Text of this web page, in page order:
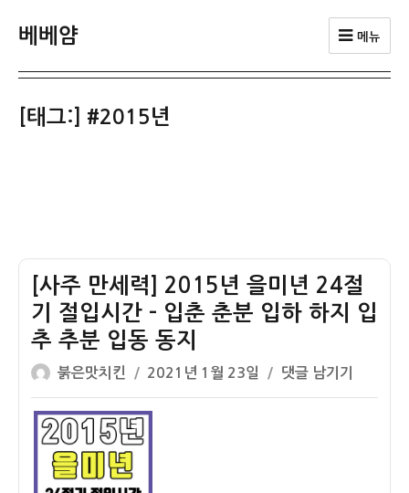
베베얌 메뉴
[태그:] #2015년
[사주 만세력] 2015년 을미년 24절
기 절입시간 – 입춘 춘분 입하 하지 입
추 추분 입동 동지
글
쓴
이
붉은맛치킨
작
성
일
2021년 1월 23일
[사
주
댓글 남기기